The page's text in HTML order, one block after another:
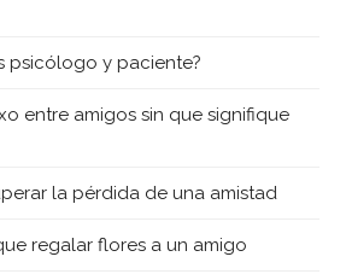
psicólogo y paciente?
entre amigos sin que signifique
la pérdida de una amistad
regalar flores a un amigo